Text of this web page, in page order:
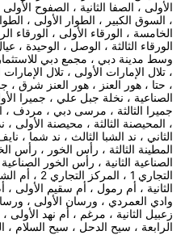
الأولى ، الصفا الثانية ، الصفوح
، السوق الكبير ، الطوار الأولى ،
الخامسة ، الورقاء الأولى ، الورقاء
الورقاء الثالثة ، الوصل ، الوحيدة ،
وسط مدينة دبي ، مجمع دبي
، تلال الإمارات الأولى ، تلال الإمارات
الصناعية ، نخلة جبل علي ، جميرا
جميرا الثالثة ، مرسى دبي ، مردف ،
، المحيصنة الثالثة ، محيصنة الأولى ،
الثاني ، ند الشبا الثالث ، ند شما ،
المطينة الثالثة ، رأس الخور ، رأس
الصناعية الثانية ، رأس الخور
التجاري 1 ،
الثانية ، أم رمول ، أم سقيم الأولى ،
وادي العمردي ، ورسان الأولى ، ورسان
زعبيل الثانية ، مرغم ، أم نهد الأولى ،
الرابعة ، سيح الدحل ، سيح السلام ،